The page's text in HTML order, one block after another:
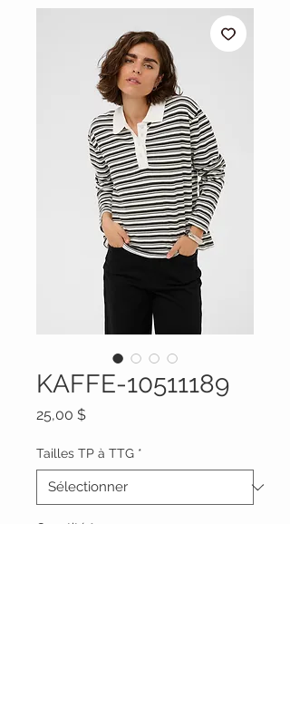
KAFFE-10511189
25,00 $Prix
Tailles TP à TTG *
Quantité *